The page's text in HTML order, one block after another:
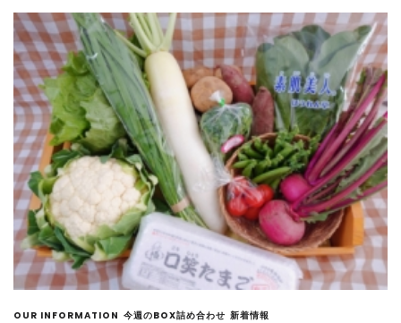
OUR INFORMATION 今週のBOX詰め合わせ 新着情報